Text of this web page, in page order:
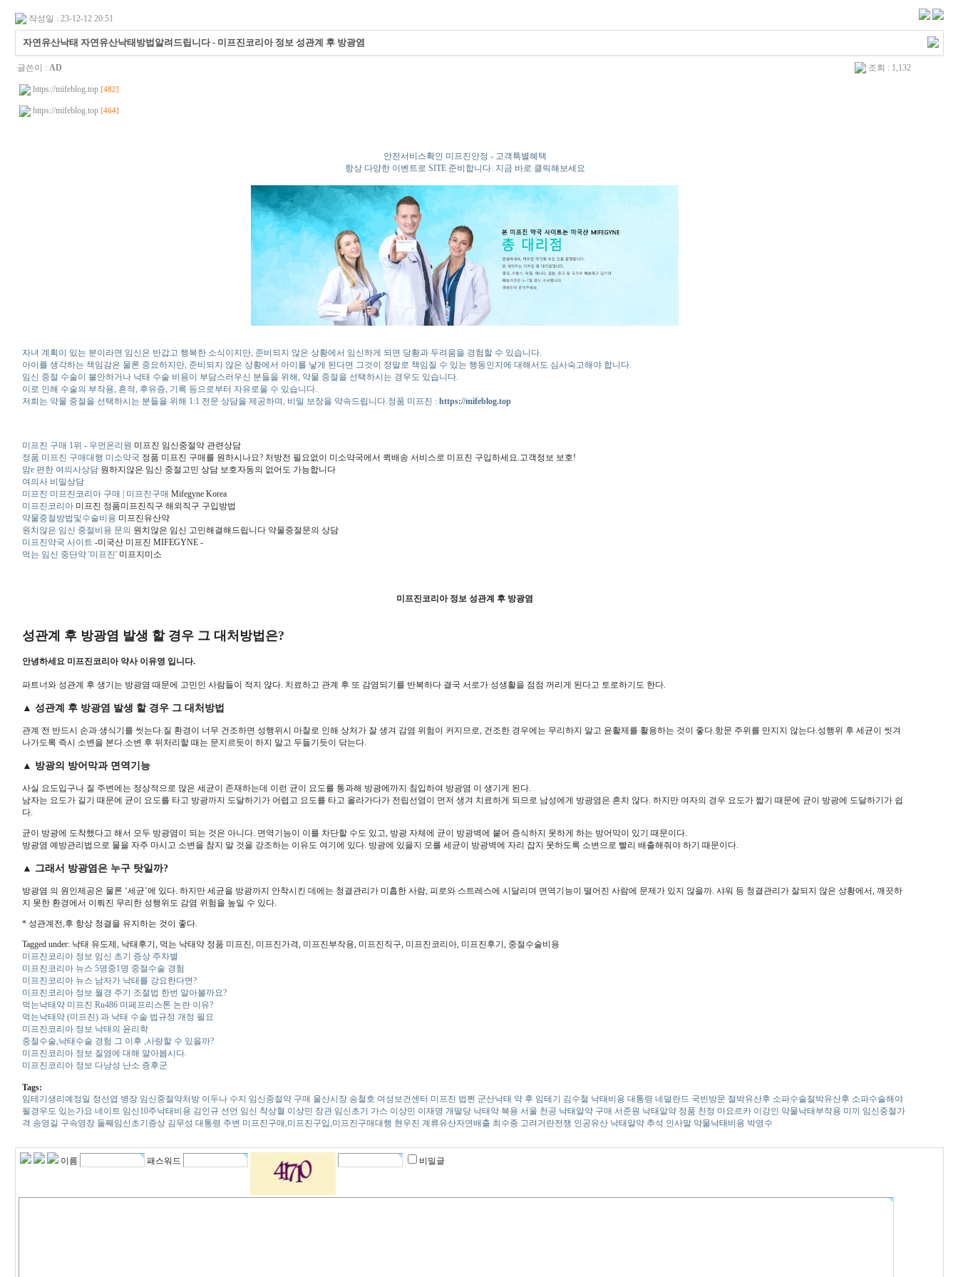
작성일 : 23-12-12 20:51
자연유산낙태 자연유산낙태방법알려드립니다 - 미프진코리아 정보 성관계 후 방광염
글쓴이 : AD 조회 : 1,132
https://mifeblog.top [482]
https://mifeblog.top [464]
안전서비스확인 미프진안정 - 고객특별혜택
항상 다양한 이벤트로 SITE 준비합니다. 지금 바로 클릭해보세요
자녀 계획이 있는 분이라면 임신은 반갑고 행복한 소식이지만, 준비되지 않은 상황에서 임신하게 되면 당황과 두려움을 경험할 수 있습니다.
아이를 생각하는 책임감은 물론 중요하지만, 준비되지 않은 상황에서 아이를 낳게 된다면 그것이 정말로 책임질 수 있는 행동인지에 대해서도 심사숙고해야 합니다.
임신 중절 수술이 불안하거나 낙태 수술 비용이 부담스러우신 분들을 위해, 약물 중절을 선택하시는 경우도 있습니다.
이로 인해 수술의 부작용, 흔적, 후유증, 기록 등으로부터 자유로울 수 있습니다.
저희는 약물 중절을 선택하시는 분들을 위해 1:1 전문 상담을 제공하며, 비밀 보장을 약속드립니다.정품 미프진 : https://mifeblog.top
미프진 구매 1위 - 우먼온리원 미프진 임신중절약 관련상담
정품 미프진 구매대행 미소약국 정품 미프진 구매를 원하시나요? 처방전 필요없이 미소약국에서 퀵배송 서비스로 미프진 구입하세요.고객정보 보호!
맘e 편한 여의사상담원하지않은 임신 중절고민 상담 보호자동의 없어도 가능합니다
여의사 비밀상담
미프진 미프진코리아 구매 | 미프진구매 Mifegyne Korea
미프진코리아미프진 정품미프진직구 해외직구 구입방법
약물중절방법및수술비용 미프진유산약
원치않은 임신 중절비용 문의 원치않은 임신 고민해결해드립니다 약물중절문의 상담
미프진약국 사이트 -미국산 미프진 MIFEGYNE -
먹는 임신 중단약 '미프진'미프지미소
미프진코리아 정보 성관계 후 방광염
성관계 후 방광염 발생 할 경우 그 대처방법은?
안녕하세요 미프진코리아 약사 이유영 입니다.
파트너와 성관계 후 생기는 방광염 때문에 고민인 사람들이 적지 않다. 치료하고 관계 후 또 감염되기를 반복하다 결국 서로가 성생활을 점점 꺼리게 된다고 토로하기도 한다.
▲ 성관계 후 방광염 발생 할 경우 그 대처방법
관계 전 반드시 손과 생식기를 씻는다.질 환경이 너무 건조하면 성행위시 마찰로 인해 상처가 잘 생겨 감염 위험이 커지므로, 건조한 경우에는 무리하지 말고 윤활제를 활용하는 것이 좋다.항문 주위를 만지지 않는다.성행위 후 세균이 씻겨
나가도록 즉시 소변을 본다.소변 후 뒤처리할 때는 문지르듯이 하지 말고 두들기듯이 닦는다.
▲ 방광의 방어막과 면역기능
사실 요도입구나 질 주변에는 정상적으로 많은 세균이 존재하는데 이런 균이 요도를 통과해 방광에까지 침입하여 방광염 이 생기게 된다.
남자는 요도가 길기 때문에 균이 요도를 타고 방광까지 도달하기가 어렵고 요도를 타고 올라가다가 전립선염이 먼저 생겨 치료하게 되므로 남성에게 방광염은 흔치 않다. 하지만 여자의 경우 요도가 짧기 때문에 균이 방광에 도달하기가 쉽
다.
균이 방광에 도착했다고 해서 모두 방광염이 되는 것은 아니다. 면역기능이 이를 차단할 수도 있고, 방광 자체에 균이 방광벽에 붙어 증식하지 못하게 하는 방어막이 있기 때문이다.
방광염 예방관리법으로 물을 자주 마시고 소변을 참지 말 것을 강조하는 이유도 여기에 있다. 방광에 있을지 모를 세균이 방광벽에 자리 잡지 못하도록 소변으로 빨리 배출해줘야 하기 때문이다.
▲ 그래서 방광염은 누구 탓일까?
방광염 의 원인제공은 물론 ‘세균’에 있다. 하지만 세균을 방광까지 안착시킨 데에는 청결관리가 미흡한 사람, 피로와 스트레스에 시달리며 면역기능이 떨어진 사람에 문제가 있지 않을까. 샤워 등 청결관리가 잘되지 않은 상황에서, 깨끗하
지 못한 환경에서 이뤄진 무리한 성행위도 감염 위험을 높일 수 있다.
* 성관계전,후 항상 청결을 유지하는 것이 좋다.
Tagged under: 낙태 유도제, 낙태후기, 먹는 낙태약 정품 미프진, 미프진가격, 미프진부작용, 미프진직구, 미프진코리아, 미프진후기, 중절수술비용
미프진코리아 정보 임신 초기 증상 주차별
미프진코리아 뉴스 5명중1명 중절수술 경험
미프진코리아 뉴스 남자가 낙태를 강요한다면?
미프진코리아 정보 월경 주기 조절법 한번 알아볼까요?
먹는낙태약 미프진 Ru486 미페프리스톤 논란 이유?
먹는낙태약 (미프진) 과 낙태 수술 법규정 개정 필요
미프진코리아 정보 낙태의 윤리학
중절수술,낙태수술 경험 그 이후 ,사랑할 수 있을까?
미프진코리아 정보 질염에 대해 알아봅시다.
미프진코리아 정보 다낭성 난소 증후군
Tags:
임테기생리예정일 정선엽 병장 임신중절약처방 이두나 수지 임신중절약 구매 울산시장 송철호 여성보건센터 미프진 법쩐 군산낙태 약 후 임테기 김수철 낙태비용 대통령 네덜란드 국빈방문 절박유산후 소파수술절박유산후 소파수술해야
될경우도 있는가요 네이트 임신10주낙태비용 김인규 선언 임신 착상혈 이상민 장관 임신초기 가스 이상민 이재명 개딸당 낙태약 복용 서울 천공 낙태알약 구매 서준원 낙태알약 정품 친정 마요르카 이강인 약물낙태부작용 미끼
임신중절가
격 송영길 구속영장 둘째임신초기증상 김무성 대통령 주변 미프진구매,미프진구입,미프진구매대행 현우진 계류유산자연배출 최수종 고려거란전쟁 인공유산 낙태알약 추석 인사말 약물낙태비용 박영수
이름 패스워드 비밀글